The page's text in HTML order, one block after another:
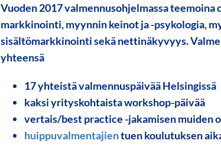
Vuoden 2017 valmennusohjelmassa teemoina
markkinointi, myynnin keinot ja -psykologia,
sisältömarkkinointi sekä nettinäkyvyys.
yhteensä
17 yhteistä valmennuspäivää Helsingissä
kaksi yrityskohtaista workshop-päivää
vertais/best practice -jakamisen muiden
huippuvalmentajientuen koulutuksen